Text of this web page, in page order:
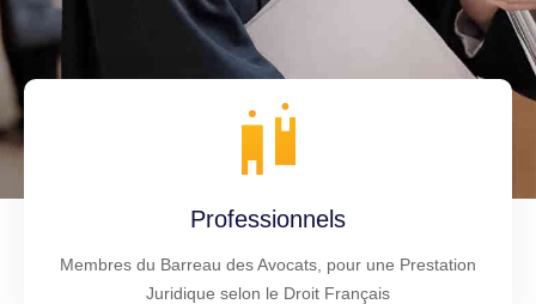
Professionnels
Membres du Barreau des Avocats, pour une Prestation
Juridique selon le Droit Français